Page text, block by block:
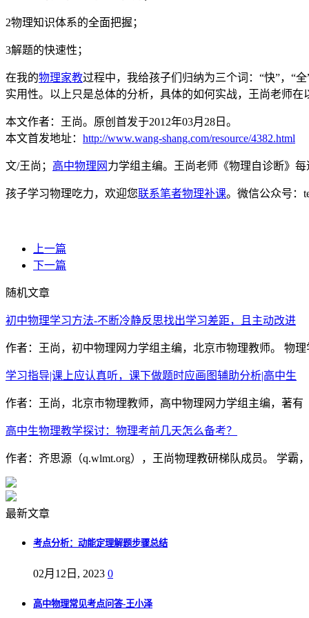
2物理知识体系的全面把握；
3解题的快速性；
在我的物理家教过程中，我给孩子们归纳为三个词：“快”，“
实用性。以上只是总体的分析，具体的如何实战，王尚老师
本文作者：王尚。原创首发于2012年03月28日。
本文首发地址： http://www.wang-shang.com/resource/4382.html
文/王尚； 高中物理网 力学组主编。王尚老师《物理自诊断》
孩子学习物理吃力，欢迎您联系笔者物理补课。微信公众号：
上一篇
下一篇
随机文章
初中物理学习方法-不断冷静反思找出学习差距，且主动改进
作者：王尚，初中物理网力学组主编，北京市物理教师。 物
学习指导|课上应认真听，课下做题时应画图辅助分析|高中生
作者：王尚，北京市物理教师，高中物理网力学组主编，著
高中生物理教学探讨：物理考前几天怎么备考？
作者：齐思源（q.wlmt.org），王尚物理教研梯队成员。 学
最新文章
考点分析：动能定理解题步骤总结
02月12日, 2023 0
高中物理常见考点问答-王小泽